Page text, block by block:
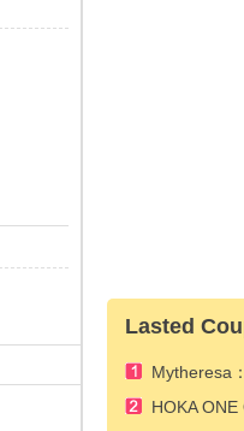
Lasted
Mytheresa
TOTEME、
HOKA